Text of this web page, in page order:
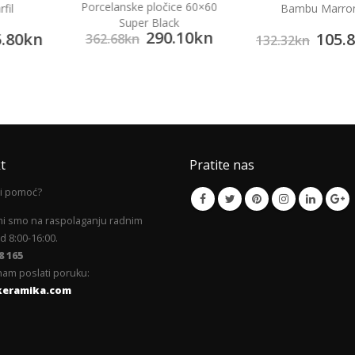
kn
Porcelanske pločice 60×60
Super Black
362.68kn 290.10kn
Bambu
132.32kn
pomoć?
smo na raspolaganju radnim
8:00-16:00.
165
poslati poruku:
Pratite nas